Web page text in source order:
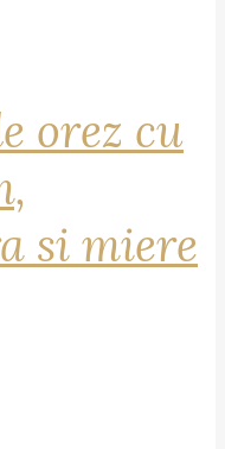
orez cu
si miere